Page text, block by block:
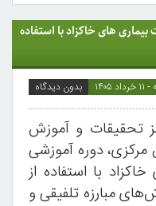
های خاکزاد با استفاده
بدون دیدگاه
تحقیقات و آموزش
مرکزی، دوره آموزشی
با استفاده از
مبارزه تلفیقی و